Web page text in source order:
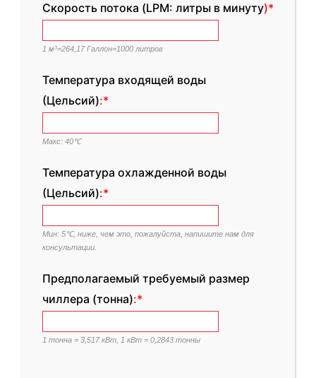
Скорость потока (LPM: литры в минуту)*
1 м³=264,17 Галлон=1000 литров
Температура входящей воды
(Цельсий):*
Макс: 40℃
Температура охлажденной воды
(Цельсий):*
Мин: 5℃, ниже, чем это, пожалуйста, напишите нам для
консультации.
Предполагаемый требуемый размер
чиллера (тонна):*
1 тонна = 3,517 кВт, 1 кВт = 0,2843 тонны